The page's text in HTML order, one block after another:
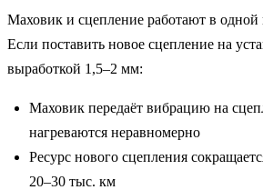
Маховик и сцепление работают в одной
Если поставить новое сцепление на
выработкой 1,5–2 мм:
Маховик передаёт вибрацию на
нагреваются неравномерно
Ресурс нового сцепления
20–30 тыс. км